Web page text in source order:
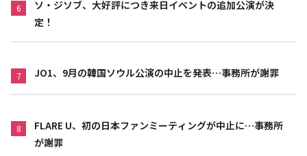
6
ソ・ジソブ、大好評につき来日イベントの追加公演が決
定！
7 JO1、9月の韓国ソウル公演の中止を発表…事務所が謝罪
8
FLARE U、初の日本ファンミーティングが中止に…事務所
が謝罪